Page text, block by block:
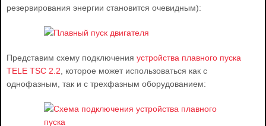
резервирования энергии становится очевидным):
Представим схему подключенияустройства плавного пуска
TELE TSC 2.2 , которое может использоваться как с
однофазным, так и с трехфазным оборудованием: